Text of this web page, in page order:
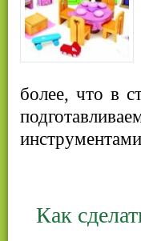
более, что в
Как